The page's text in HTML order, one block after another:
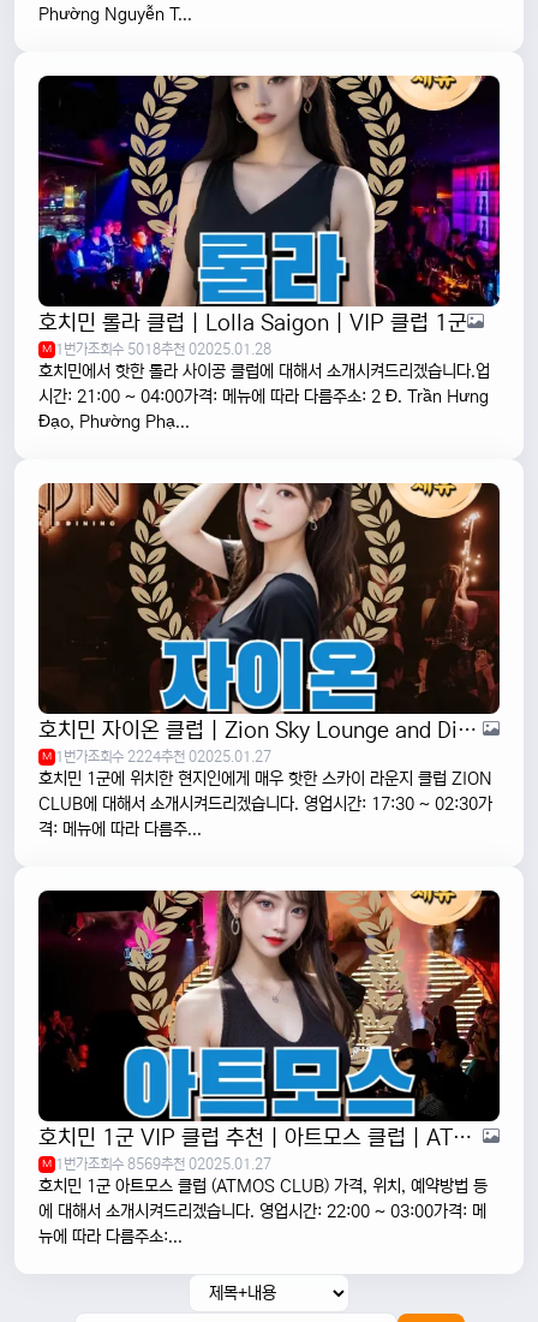
Phường Nguyễn T...
호치민 롤라 클럽 | Lolla Saigon | VIP 클럽 1군
M 1번가조회수 5018추천 02025.01.28
호치민에서 핫한 롤라 사이공 클럽에 대해서 소개시켜드리겠습니다.업
시간: 21:00 ~ 04:00가격: 메뉴에 따라 다름주소: 2 Đ. Trần Hưng
Đạo, Phường Phạ...
호치민 자이온 클럽 | Zion Sky Lounge and Dining | 1군 VIP 클럽
M 1번가조회수 2224추천 02025.01.27
호치민 1군에 위치한 현지인에게 매우 핫한 스카이 라운지 클럽 ZION
CLUB에 대해서 소개시켜드리겠습니다. 영업시간: 17:30 ~ 02:30가
격: 메뉴에 따라 다름주...
호치민 1군 VIP 클럽 추천 | 아트모스 클럽 | ATMOS CLUB
M 1번가조회수 8569추천 02025.01.27
호치민 1군 아트모스 클럽 (ATMOS CLUB) 가격, 위치, 예약방법 등
에 대해서 소개시켜드리겠습니다. 영업시간: 22:00 ~ 03:00가격: 메
뉴에 따라 다름주소:...